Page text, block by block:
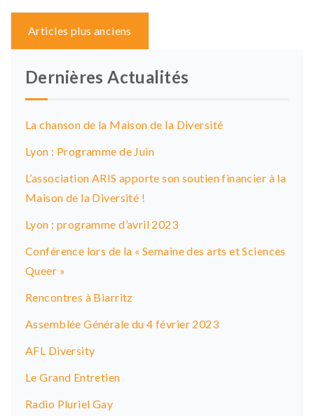
Navigation
des
articles
Articles plus anciens
Dernières Actualités
La chanson de la Maison de la Diversité
Lyon : Programme de Juin
L’association ARIS apporte son soutien financier à la
Maison de la Diversité !
Lyon : programme d’avril 2023
Conférence lors de la « Semaine des arts et Sciences
Queer »
Rencontres à Biarritz
Assemblée Générale du 4 février 2023
AFL Diversity
Le Grand Entretien
Radio Pluriel Gay